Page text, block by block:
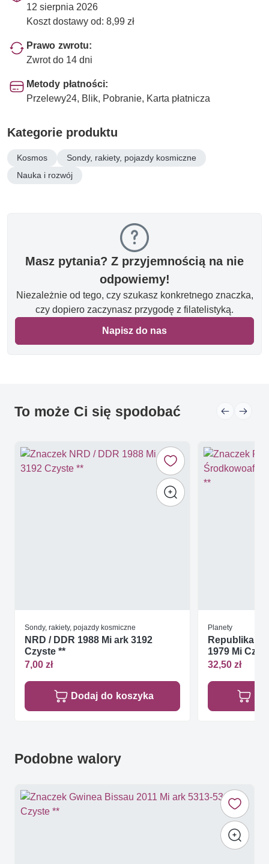
12 sierpnia 2026
Koszt dostawy od: 8,99 zł
Prawo zwrotu:
Zwrot do 14 dni
Metody płatności:
Przelewy24, Blik, Pobranie, Karta płatnicza
Kategorie produktu
Kosmos
Sondy, rakiety, pojazdy kosmiczne
Nauka i rozwój
Masz pytania? Z przyjemnością na nie
odpowiemy!
Niezależnie od tego, czy szukasz konkretnego znaczka,
czy dopiero zaczynasz przygodę z filatelistyką.
Napisz do nas
To może Ci się spodobać
Sondy, rakiety, pojazdy kosmiczne
NRD / DDR 1988 Mi ark 3192
Czyste **
7,00 zł
Dodaj do koszyka
Planety
Republika
1979 Mi
32,50 zł
Podobne walory